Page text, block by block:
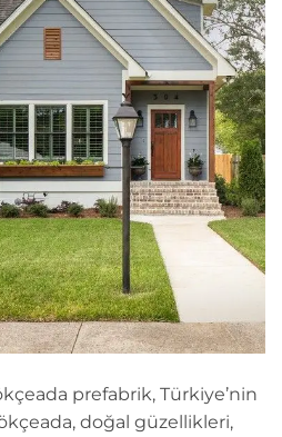
prefabrik, Türkiye’nin
doğal güzellikleri,